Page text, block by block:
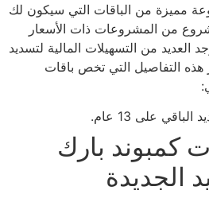
مميزة من الباقات التي سيكون لك
من المشروعات ذات الأسعار
العديد من التسهيلات المالية لتسديد
التفاصيل التي تخص باقات
كمبوند بارك
الجديدة